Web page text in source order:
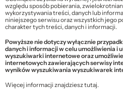
względu sposób pobierania,
wykorzystywania treści, danych lub
niniejszego serwisu oraz wszystkich jego
charakter tych treści, danych i informacji.
Powyższe nie dotyczy wyłącznie
danych i informacji w celu umożliwienia i
wyszukiwarki internetowe oraz
internetowych zawierających serwisy
wyników wyszukiwania wyszukiwarek
Więcej informacji znajdziesztutaj.